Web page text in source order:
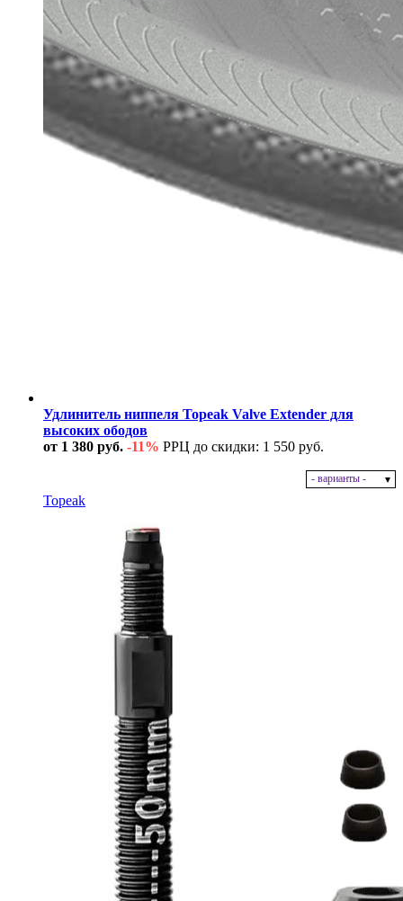
Удлинитель ниппеля Topeak Valve Extender для
высоких ободов
от 1 380 руб. -11% РРЦ до скидки: 1 550 руб.
- варианты -
Topeak